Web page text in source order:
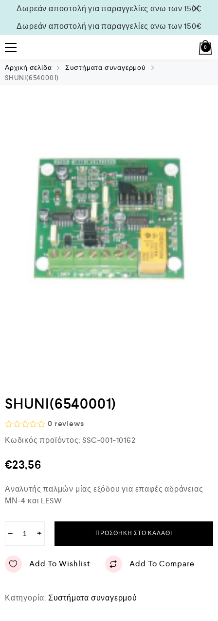
Δωρεάν αποστολή για παραγγελίες ανω των 150€
Δωρεάν αποστολή για παραγγελίες ανω των 150€
0
Αρχική σελίδα
Συστήματα συναγερμού
SHUNI(6540001)
SHUNI(6540001)
Β
α
μ
ο
γ
ή
θ
π
0 reviews
Κωδικός προϊόντος: SSC-001-10162
€23,56
Αναλυτής παλμών μίας εξόδου για επαφές αδράνειας
ΜΝ-4 και LESW
− + ΠΡΟΣΘΉΚΗ ΣΤΟ ΚΑΛΆΘΙ
Add To Wishlist Add To Compare
Κατηγορία: Συστήματα συναγερμού